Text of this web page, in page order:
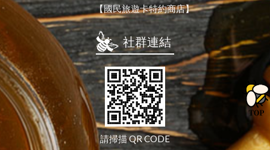
【國民旅遊卡特約商店】
社群連結
請掃描 QR CODE